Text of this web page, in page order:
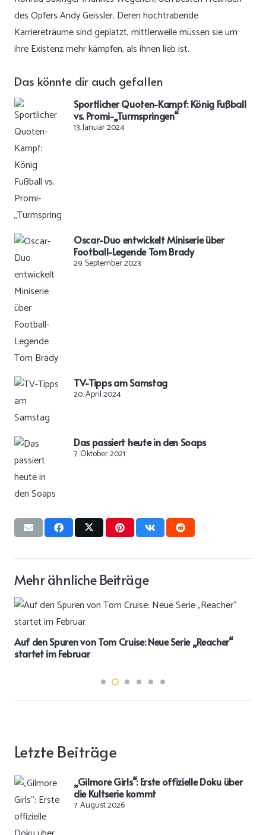
des Opfers Andy Geissler. Deren hochtrabende
Karriereträume sind geplatzt, mittlerweile müssen sie um
ihre Existenz mehr kämpfen, als ihnen lieb ist.
Das könnte dir auch gefallen
Sportlicher Quoten-Kampf: König Fußball
vs. Promi-„Turmspringen“
13. Januar 2024
Oscar-Duo entwickelt Miniserie über
Football-Legende Tom Brady
29. September 2023
TV-Tipps am Samstag
20. April 2024
Das passiert heute in den Soaps
7. Oktober 2021
Mehr ähnliche Beiträge
Auf den Spuren von Tom Cruise: Neue Serie „Reacher“
startet im Februar
Letzte Beiträge
„Gilmore Girls“: Erste offizielle Doku über
die Kultserie kommt
7. August 2026